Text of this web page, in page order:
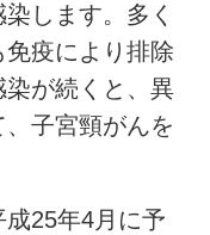
します。多く
疫により排除
が続くと、異
子宮頸がんを
25年4月に予